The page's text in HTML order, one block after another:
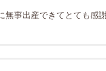
無事出産できてとても感